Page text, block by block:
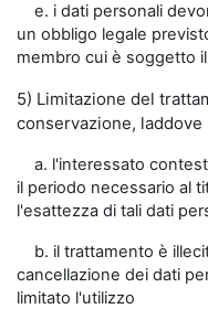
e. i dati personali
un obbligo legale
membro cui è soggetto
5) Limitazione del
conservazione,
a. l'interessato
il periodo necessario al
l'esattezza di tali dati
b. il trattamento è
cancellazione dei dati
limitato l'utilizzo